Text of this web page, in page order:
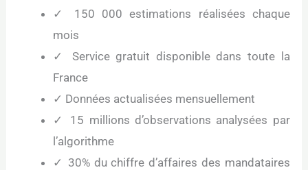
✓ 150 000 estimations réalisées chaque
mois
✓ Service gratuit disponible dans toute la
France
✓ Données actualisées mensuellement
✓ 15 millions d’observations analysées par
l’algorithme
✓ 30% du chiffre d’affaires des mandataires